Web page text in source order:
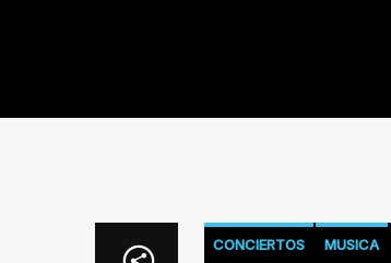
CONCIERTOS MUSICA